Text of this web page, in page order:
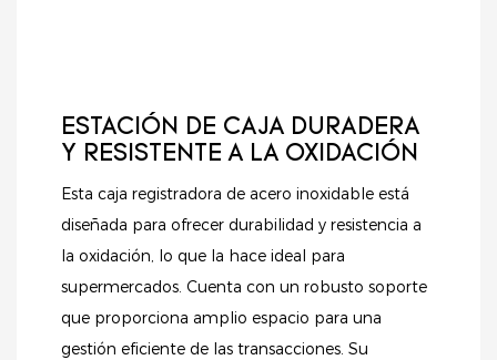
ESTACIÓN DE CAJA DURADERA
Y RESISTENTE A LA OXIDACIÓN
Esta caja registradora de acero inoxidable está
diseñada para ofrecer durabilidad y resistencia a
la oxidación, lo que la hace ideal para
supermercados. Cuenta con un robusto soporte
que proporciona amplio espacio para una
gestión eficiente de las transacciones. Su